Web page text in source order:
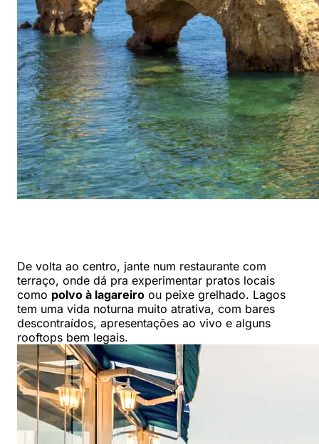
De volta ao centro, jante num restaurante com
terraço, onde dá pra experimentar pratos locais
como polvo à lagareiro ou peixe grelhado. Lagos
tem uma vida noturna muito atrativa, com bares
descontraídos, apresentações ao vivo e alguns
rooftops bem legais.